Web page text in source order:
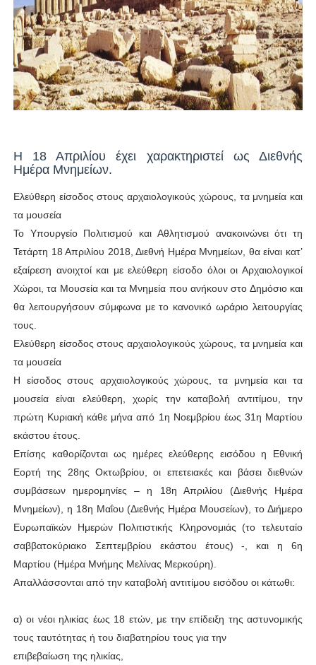
Η 18 Απριλίου έχει χαρακτηριστεί ως Διεθνής
Ημέρα Μνημείων.
Ελεύθερη είσοδος στους αρχαιολογικούς χώρους, τα μνημεία και
τα μουσεία
Το Υπουργείο Πολιτισμού και Αθλητισμού ανακοινώνει ότι τη
Τετάρτη 18 Απριλίου 2018, Διεθνή Ημέρα Μνημείων, θα είναι κατ’
εξαίρεση ανοιχτοί και με ελεύθερη είσοδο όλοι οι Αρχαιολογικοί
Χώροι, τα Μουσεία και τα Μνημεία που ανήκουν στο Δημόσιο και
θα λειτουργήσουν σύμφωνα με το κανονικό ωράριο λειτουργίας
τους.
Ελεύθερη είσοδος στους αρχαιολογικούς χώρους, τα μνημεία και
τα μουσεία
Η είσοδος στους αρχαιολογικούς χώρους, τα μνημεία και τα
μουσεία είναι ελεύθερη, χωρίς την καταβολή αντιτίμου, την
πρώτη Κυριακή κάθε μήνα από 1η Νοεμβρίου έως 31η Μαρτίου
εκάστου έτους.
Επίσης καθορίζονται ως ημέρες ελεύθερης εισόδου η Εθνική
Εορτή της 28ης Οκτωβρίου, οι επετειακές και βάσει διεθνών
συμβάσεων ημερομηνίες – η 18η Απριλίου (Διεθνής Ημέρα
Μνημείων), η 18η Μαΐου (Διεθνής Ημέρα Μουσείων), το Διήμερο
Ευρωπαϊκών Ημερών Πολιτιστικής Κληρονομιάς (το τελευταίο
σαββατοκύριακο Σεπτεμβρίου εκάστου έτους) -, και η 6η
Μαρτίου (Ημέρα Μνήμης Μελίνας Μερκούρη).
Απαλλάσσονται από την καταβολή αντιτίμου εισόδου οι κάτωθι:
α) οι νέοι ηλικίας έως 18 ετών, με την επίδειξη της αστυνομικής
τους ταυτότητας ή του διαβατηρίου τους για την
επιβεβαίωση της ηλικίας,